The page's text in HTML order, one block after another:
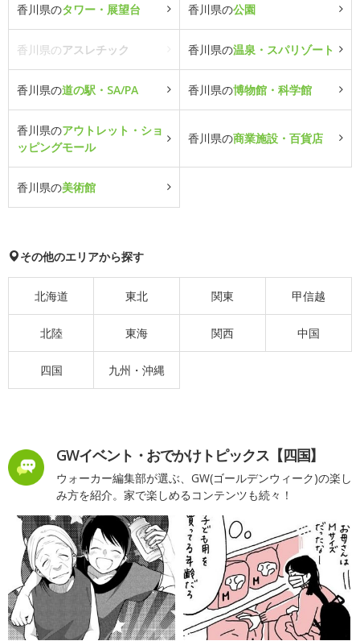
香川県のタワー・展望台 香川県の公園
香川県のアスレチック 香川県の温泉・スパリゾート
香川県の道の駅・SA/PA 香川県の博物館・科学館
香川県のアウトレット・ショ
ッピングモール
香川県の商業施設・百貨店
香川県の美術館
その他のエリアから探す
北海道 東北 関東 甲信越
北陸 東海 関西 中国
四国 九州・沖縄
GWイベント・おでかけトピックス【四国】
ウォーカー編集部が選ぶ、GW(ゴールデンウィーク)の楽し
み方を紹介。家で楽しめるコンテンツも続々！